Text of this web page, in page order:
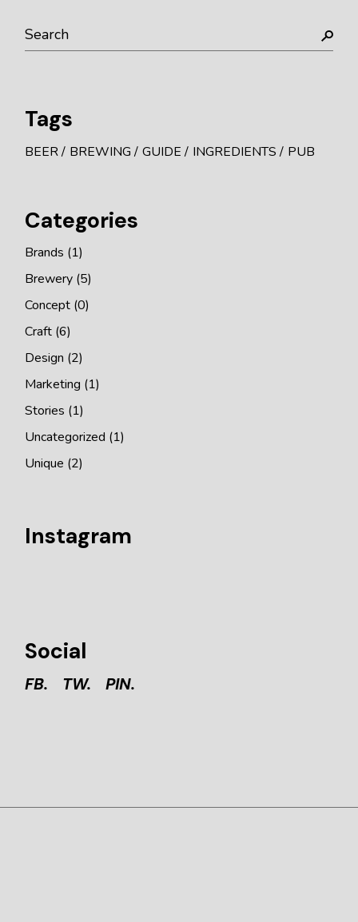
Tags
BEER BREWING GUIDE INGREDIENTS PUB
Categories
Brands (1)
Brewery (5)
Concept (0)
Craft (6)
Design (2)
Marketing (1)
Stories (1)
Uncategorized (1)
Unique (2)
Instagram
Social
FB. TW. PIN.